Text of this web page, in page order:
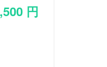
JR総武線）
０分
円